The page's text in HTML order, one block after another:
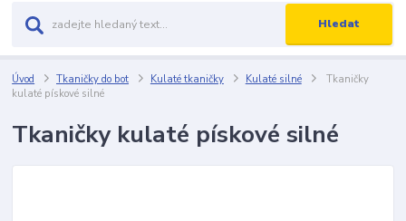
Hledat
Úvod Tkaničky do bot Kulaté tkaničky Kulaté silné
Tkaničky
kulaté pískové silné
Tkaničky kulaté pískové silné